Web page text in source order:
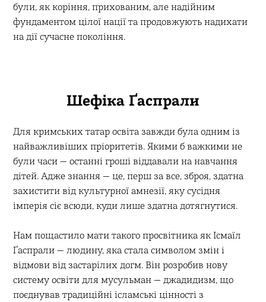
були, як коріння, прихованим, але надійним
фундаментом цілої нації та продовжують надихати
на дії сучасне покоління.
Шефіка Ґаспрали
Для кримських татар освіта завжди була одним із
найважливіших пріоритетів. Якими б важкими не
були часи — останні гроші віддавали на навчання
дітей. Адже знання — це, перш за все, зброя, здатна
захистити від культурної амнезії, яку сусідня
імперія сіє всюди, куди лише здатна дотягнутися.
Нам пощастило мати такого просвітника як Ісмаїл
Ґаспрали — людину, яка стала символом змін і
відмови від застарілих догм. Він розробив нову
систему освіти для мусульман — джадидизм, що
поєднував традиційні ісламські цінності з